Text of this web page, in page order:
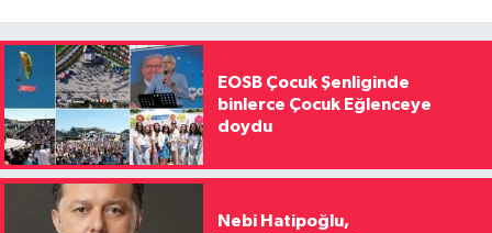
EOSB Çocuk Şenliginde
binlerce Çocuk Eğlenceye
doydu
Nebi Hatipoğlu,